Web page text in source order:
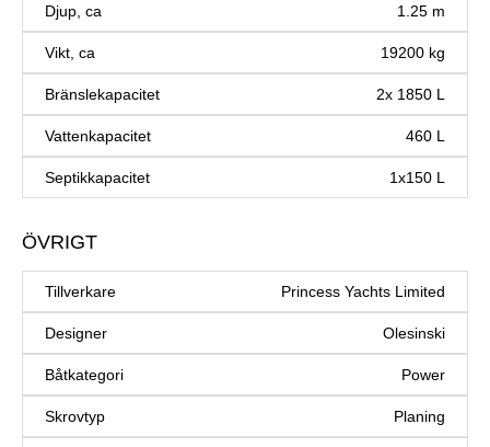
Djup, ca 1.25 m
Vikt, ca 19200 kg
Bränslekapacitet 2x 1850 L
Vattenkapacitet 460 L
Septikkapacitet 1x150 L
ÖVRIGT
Tillverkare Princess Yachts Limited
Designer Olesinski
Båtkategori Power
Skrovtyp Planing